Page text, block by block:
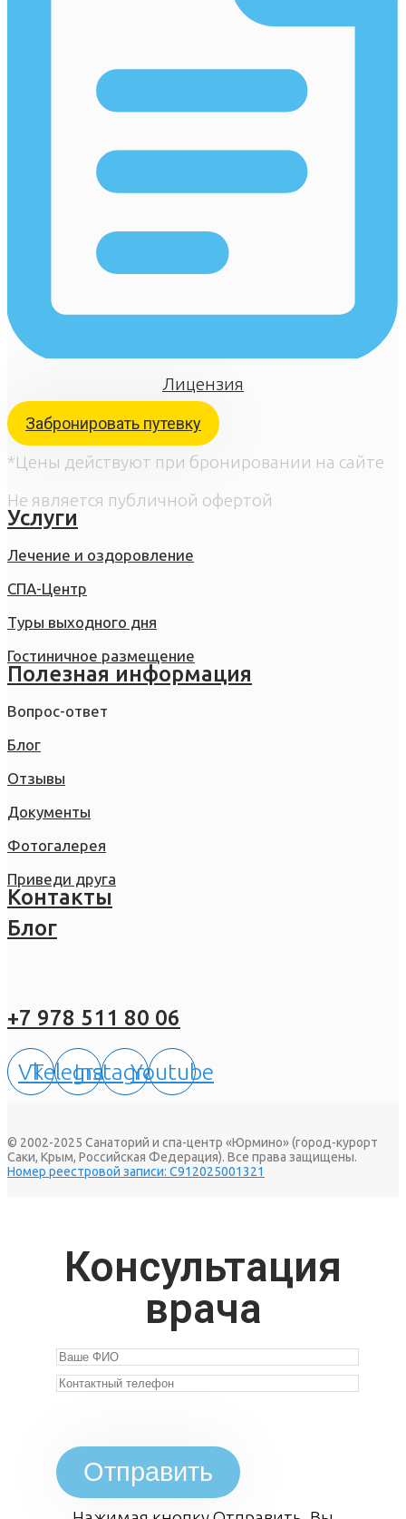
Лицензия
Забронировать путевку
*Цены действуют при бронировании на сайте
Не является публичной офертой
Услуги
Лечение и оздоровление
СПА-Центр
Туры выходного дня
Гостиничное размещение
Полезная информация
Вопрос-ответ
Блог
Отзывы
Документы
Фотогалерея
Приведи друга
Контакты
Блог
+7 978 511 80 06
VkTelegram
Instagram
Youtube
© 2002-2025 Санаторий и спа-центр «Юрмино» (город-курорт
Саки, Крым, Российская Федерация). Все права защищены.
Номер реестровой записи: С912025001321
Консультация
врача
Отправить